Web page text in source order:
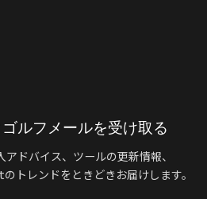
ルフメールを受け取る
ドバイス、ツールの更新情報、
トレンドをときどきお届けします。